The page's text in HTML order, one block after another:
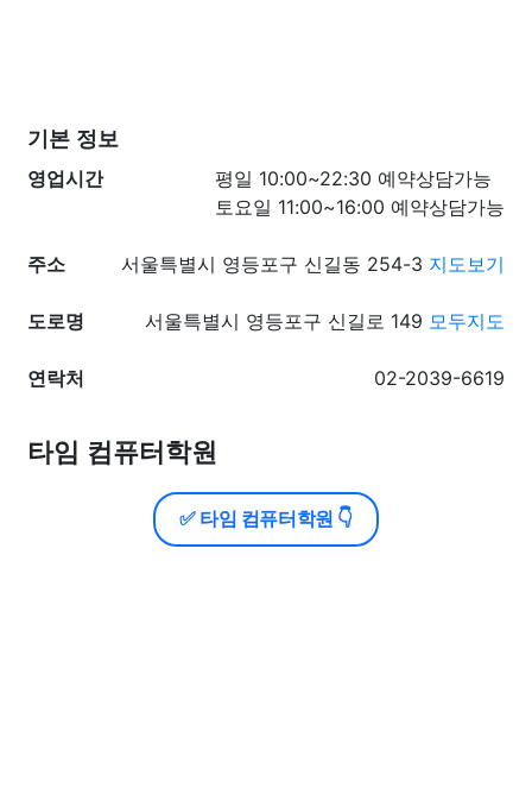
기본 정보
영업시간
평일 10:00~22:30 예약상담가능
토요일 11:00~16:00 예약상담가능
주소 서울특별시 영등포구 신길동 254-3 지도보기
도로명 서울특별시 영등포구 신길로 149 모두지도
연락처 02-2039-6619
타임 컴퓨터학원
✅ 타임 컴퓨터학원 👇